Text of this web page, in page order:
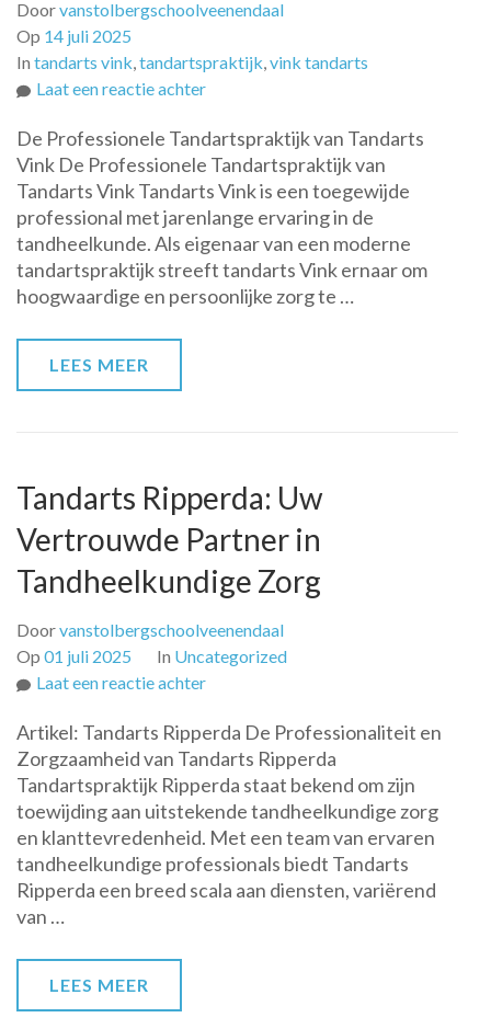
Doorvanstolbergschoolveenendaal
Op 14 juli 2025
In tandarts vink,tandartspraktijk,vink tandarts
Laat een reactie achterop
Tandheelkunde
bij
Tandarts
Vink:
Voor
een
Stralende
De Professionele Tandartspraktijk van Tandarts
Vink De Professionele Tandartspraktijk van
Tandarts Vink Tandarts Vink is een toegewijde
professional met jarenlange ervaring in de
tandheelkunde. Als eigenaar van een moderne
tandartspraktijk streeft tandarts Vink ernaar om
hoogwaardige en persoonlijke zorg te …
LEES MEER
Tandarts Ripperda: Uw
Vertrouwde Partner in
Tandheelkundige Zorg
Doorvanstolbergschoolveenendaal
Op 01 juli 2025 In Uncategorized
Laat een reactie achterop
Ripperda:
Uw
Vertrouwde
Partner
in
Tandheelkundige
Zorg
Artikel: Tandarts Ripperda De Professionaliteit en
Zorgzaamheid van Tandarts Ripperda
Tandartspraktijk Ripperda staat bekend om zijn
toewijding aan uitstekende tandheelkundige zorg
en klanttevredenheid. Met een team van ervaren
tandheelkundige professionals biedt Tandarts
Ripperda een breed scala aan diensten, variërend
van …
LEES MEER